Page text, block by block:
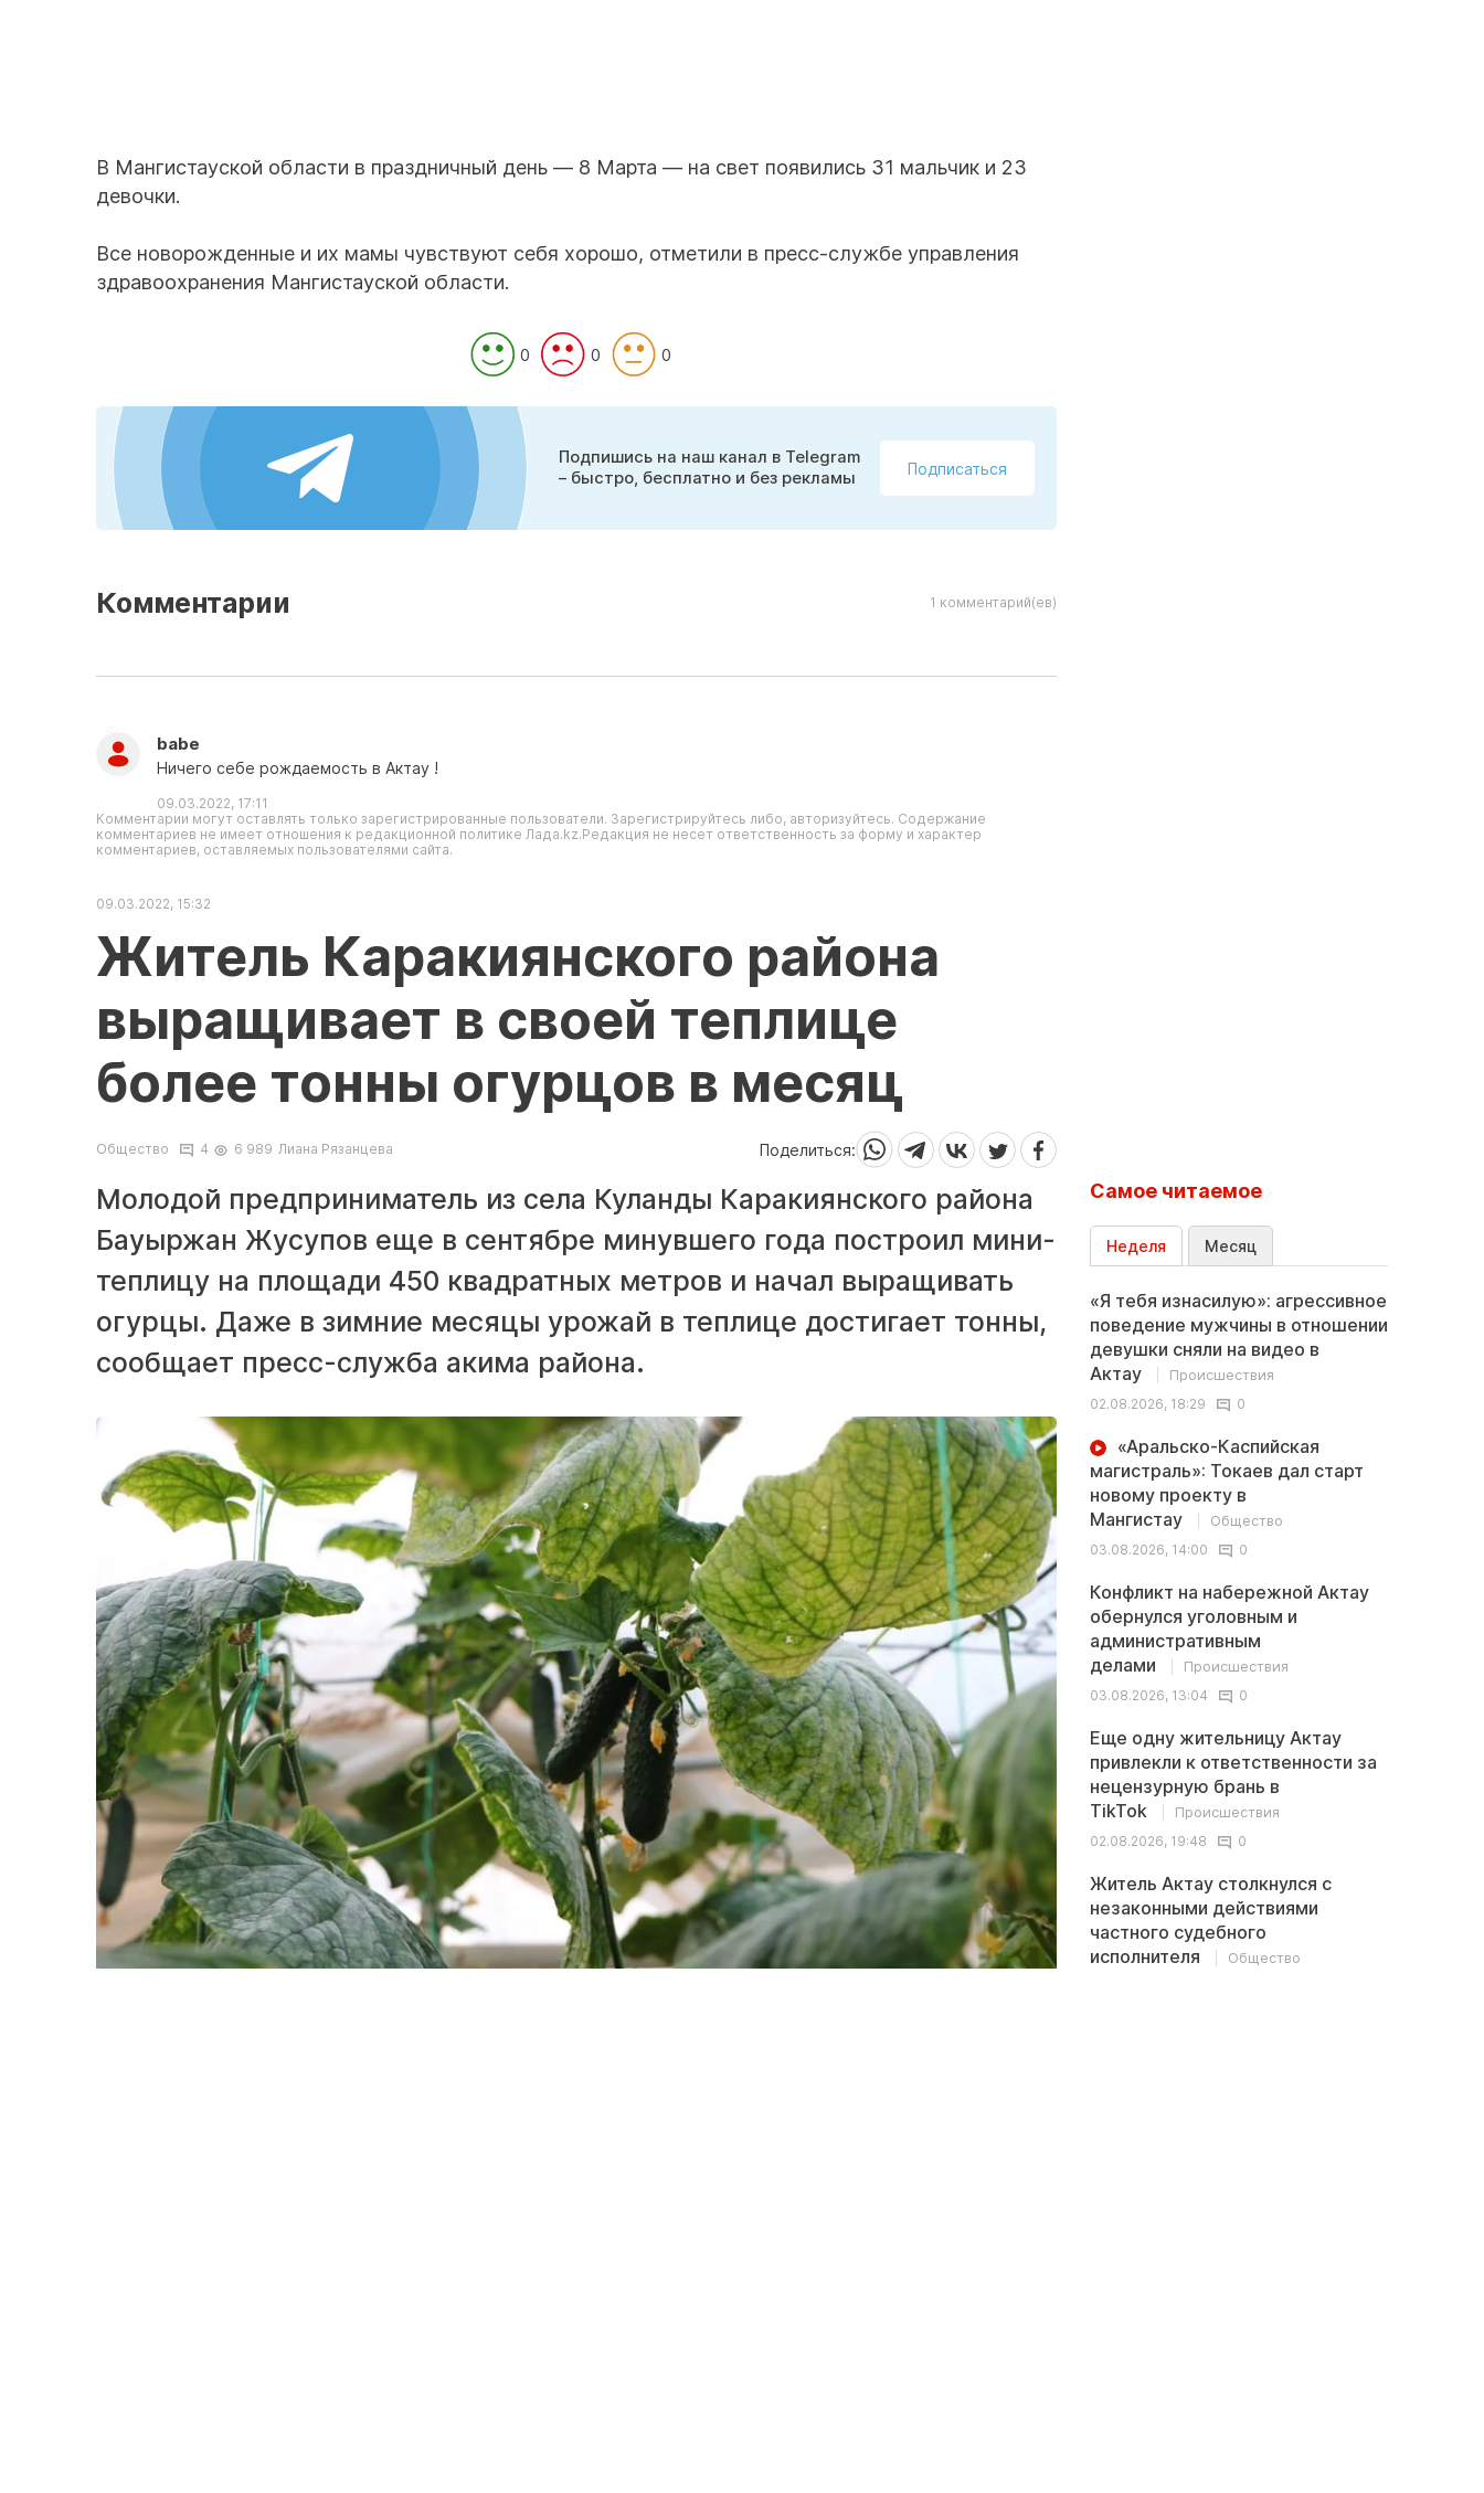
В Мангистауской области в праздничный день — 8 Марта — на свет появились 31 мальчик и 23
девочки.
Все новорожденные и их мамы чувствуют себя хорошо, отметили в пресс-службе управления
здравоохранения Мангистауской области.
0 0 0
Подпишись на наш канал в Telegram
– быстро, бесплатно и без рекламы
Подписаться
Комментарии 1 комментарий(ев)
babe
Ничего себе рождаемость в Актау !
09.03.2022, 17:11
Комментарии могут оставлять только зарегистрированные пользователи. Зарегистрируйтесь либо, авторизуйтесь. Содержание
комментариев не имеет отношения к редакционной политике Лада.kz.Редакция не несет ответственность за форму и характер
комментариев, оставляемых пользователями сайта.
09.03.2022, 15:32
Житель Каракиянского района
выращивает в своей теплице
более тонны огурцов в месяц
Общество 4 6 989 Лиана Рязанцева Поделиться:
Молодой предприниматель из села Куланды Каракиянского района
Бауыржан Жусупов еще в сентябре минувшего года построил мини-
теплицу на площади 450 квадратных метров и начал выращивать
огурцы. Даже в зимние месяцы урожай в теплице достигает тонны,
сообщает пресс-служба акима района.
Самое читаемое
Неделя Месяц
«Я тебя изнасилую»: агрессивное
поведение мужчины в отношении
девушки сняли на видео в
Актау
Происшествия
02.08.2026, 18:29
0
«Аральско-Каспийская
магистраль»: Токаев дал старт
новому проекту в
Мангистау
Общество
03.08.2026, 14:00
0
Конфликт на набережной Актау
обернулся уголовным и
административным
делами
Происшествия
03.08.2026, 13:04
0
Еще одну жительницу Актау
привлекли к ответственности за
нецензурную брань в
TikTok
Происшествия
02.08.2026, 19:48
0
Житель Актау столкнулся с
незаконными действиями
частного судебного
исполнителя
Общество